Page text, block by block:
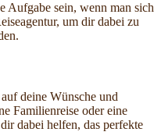
Aufgabe sein, wenn man sich
um dir dabei zu
deine Wünsche und
Familienreise oder eine
dabei helfen, das perfekte